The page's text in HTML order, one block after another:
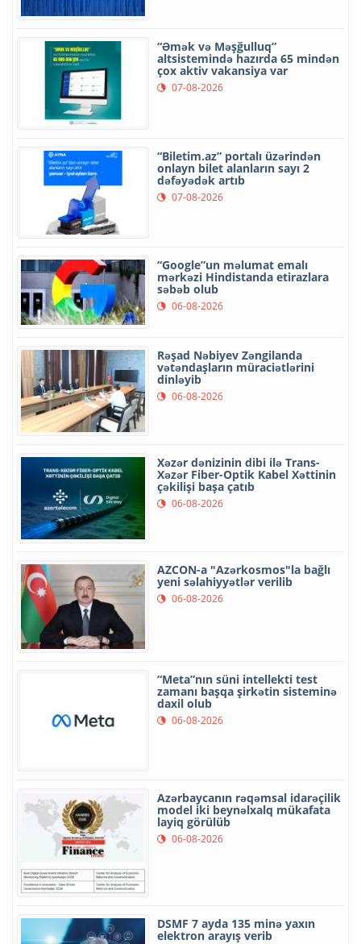
“Əmək və Məşğulluq”
altsistemində hazırda 65 mindən
çox aktiv vakansiya var
07-08-2026
“Biletim.az” portalı üzərindən
onlayn bilet alanların sayı 2
dəfəyədək artıb
07-08-2026
“Google”un məlumat emalı
mərkəzi Hindistanda etirazlara
səbəb olub
06-08-2026
Rəşad Nəbiyev Zəngilanda
vətəndaşların müraciətlərini
dinləyib
06-08-2026
Xəzər dənizinin dibi ilə Trans-
Xəzər Fiber-Optik Kabel Xəttinin
çəkilişi başa çatıb
06-08-2026
AZCON-a "Azərkosmos"la bağlı
yeni səlahiyyətlər verilib
06-08-2026
“Meta”nın süni intellekti test
zamanı başqa şirkətin sisteminə
daxil olub
06-08-2026
Azərbaycanın rəqəmsal idarəçilik
model iki beynəlxalq mükafata
layiq görülüb
06-08-2026
DSMF 7 ayda 135 minə yaxın
elektron arayış verib